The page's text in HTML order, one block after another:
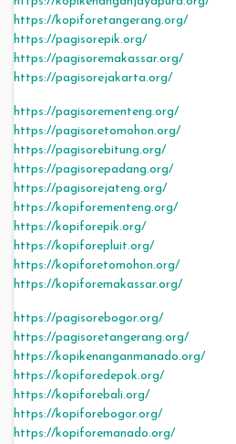
https://kopiforetangerang.org/
https://pagisorepik.org/
https://pagisoremakassar.org/
https://pagisorejakarta.org/
https://pagisorementeng.org/
https://pagisoretomohon.org/
https://pagisorebitung.org/
https://pagisorepadang.org/
https://pagisorejateng.org/
https://kopiforementeng.org/
https://kopiforepik.org/
https://kopiforepluit.org/
https://kopiforetomohon.org/
https://kopiforemakassar.org/
https://pagisorebogor.org/
https://pagisoretangerang.org/
https://kopikenanganmanado.org/
https://kopiforedepok.org/
https://kopiforebali.org/
https://kopiforebogor.org/
https://kopiforemanado.org/